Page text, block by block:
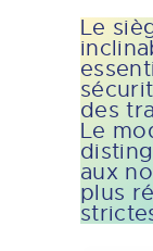
Le
des
Le
aux
plus